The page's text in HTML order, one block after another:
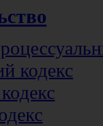
кодекс